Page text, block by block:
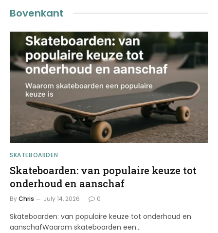
Bovenkant
SKATEBOARDEN
Skateboarden: van populaire keuze tot
onderhoud en aanschaf
ByChris July 14, 2026 0
Skateboarden: van populaire keuze tot onderhoud en
aanschafWaarom skateboarden een…